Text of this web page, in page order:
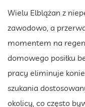
Wielu Elblążan z
zawodowo, a
momentem na
domowego posiłku
pracy eliminuje
szukania
okolicy, co często